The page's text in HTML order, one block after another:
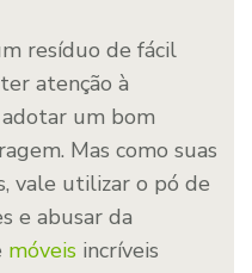
resíduo de fácil
atenção à
um bom
Mas como suas
vale utilizar o pó de
e abusar da
móveis incríveis